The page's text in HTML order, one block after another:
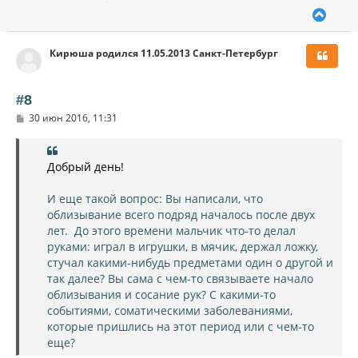
у
Кирюша родился 11.05.2013 Санкт-Петербург
#8
С30 июн 2016, 11:31
Добрый день!
И еще такой вопрос: Вы написали, что
облизывание всего подряд началось после двух
лет. До этого времени мальчик что-то делал
руками: играл в игрушки, в мячик, держал ложку,
стучал какими-нибудь предметами один о другой и
так далее? Вы сама с чем-то связываете начало
облизывания и сосание рук? С какими-то
событиями, соматическими заболеваниями,
которые пришлись на этот период или с чем-то
еще?